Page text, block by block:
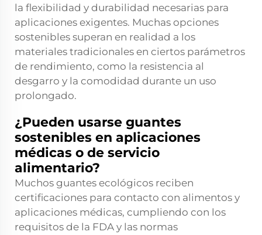
la flexibilidad y durabilidad necesarias para
aplicaciones exigentes. Muchas opciones
sostenibles superan en realidad a los
materiales tradicionales en ciertos parámetros
de rendimiento, como la resistencia al
desgarro y la comodidad durante un uso
prolongado.
¿Pueden usarse guantes
sostenibles en aplicaciones
médicas o de servicio
alimentario?
Muchos guantes ecológicos reciben
certificaciones para contacto con alimentos y
aplicaciones médicas, cumpliendo con los
requisitos de la FDA y las normas